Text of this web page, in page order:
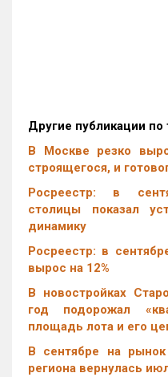
Другие публикации по
В Москве резко
строящегося, и
Росреестр: в
столицы показал
динамику
Росреестр: в
вырос на 12%
В новостройках
год подорожал
площадь лота и его
В сентябре на рынок
региона вернулась